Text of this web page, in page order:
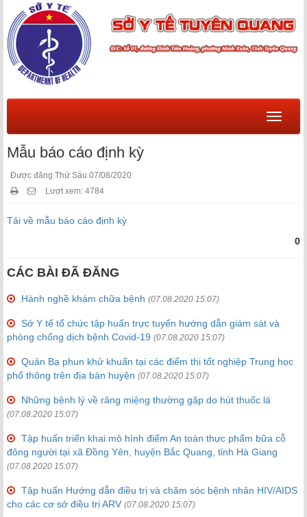
Menu
Mẫu báo cáo định kỳ
Được đăng Thứ Sáu 07/08/2020
Lượt xem: 4784
Tải về mẫu báo cáo định kỳ
0
CÁC BÀI ĐÃ ĐĂNG
Hành nghề khám chữa bệnh (07.08.2020 15:07)
Sở Y tế tổ chức tập huấn trực tuyến hướng dẫn giám sát và
phòng chống dịch bệnh Covid-19 (07.08.2020 15:07)
Quản Bạ phun khử khuẩn tại các điểm thi tốt nghiệp Trung học
phổ thông trên địa bàn huyện (07.08.2020 15:07)
Những bệnh lý về răng miệng thường gặp do hút thuốc lá
(07.08.2020 15:07)
Tập huấn triển khai mô hình điểm An toàn thực phẩm bữa cỗ
đông người tại xã Đồng Yên, huyện Bắc Quang, tỉnh Hà Giang
(07.08.2020 15:07)
Tập huấn Hướng dẫn điều trị và chăm sóc bệnh nhân HIV/AIDS
cho các cơ sở điều trị ARV (07.08.2020 15:07)